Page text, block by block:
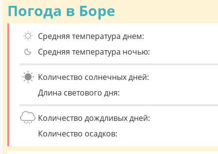
Погода в Боре
Средняя температура днем:
Средняя температура ночью:
Количество солнечных дней:
Длина светового дня:
Количество дождливых дней:
Количество осадков: